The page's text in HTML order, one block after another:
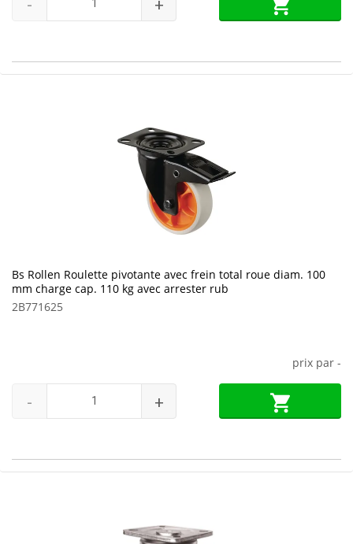
- +
Bs Rollen Roulette pivotante avec frein total roue diam. 100
mm charge cap. 110 kg avec arrester rub
2B771625
prix par -
- +